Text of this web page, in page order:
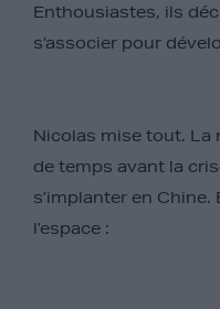
Enthousiastes, ils
s’associer pour
Nicolas mise tout. La
de temps avant la
s’implanter en
l’espace :